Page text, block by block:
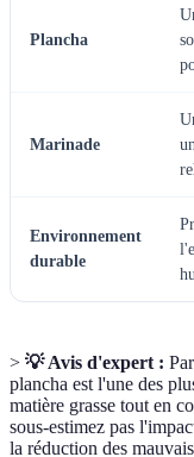
Plancha
Marinade
Environnement
durable
> 💡 Avis d'expert :
plancha est l'une des
matière grasse tout en
sous-estimez pas
la réduction des